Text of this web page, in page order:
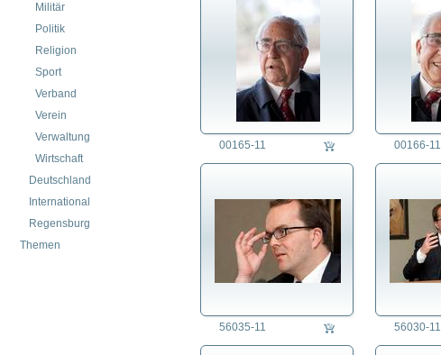
Militär
Politik
Religion
Sport
Verband
Verein
Verwaltung
Wirtschaft
Deutschland
International
Regensburg
Themen
00165-11 00166-11
56035-11 56030-11